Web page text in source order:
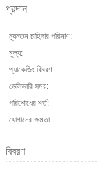
প্রদান
ন্যূনতম চাহিদার পরিমাণ:
মূল্য:
প্যাকেজিং বিবরণ:
ডেলিভারি সময়:
পরিশোধের শর্ত:
যোগানের ক্ষমতা:
বিবরণ